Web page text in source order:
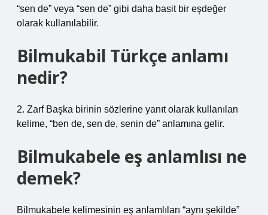
“sen de” veya “sen de” gibi daha basit bir eşdeğer
olarak kullanılabilir.
Bilmukabil Türkçe anlamı
nedir?
2. Zarf Başka birinin sözlerine yanıt olarak kullanılan
kelime, “ben de, sen de, senin de” anlamına gelir.
Bilmukabele eş anlamlısı ne
demek?
Bilmukabele kelimesinin eş anlamlıları “aynı şekilde”